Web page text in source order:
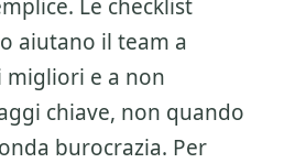
Le checklist
aiutano il team a
migliori e a non
chiave, non quando
burocrazia. Per